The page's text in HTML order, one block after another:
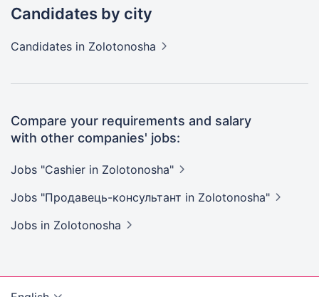
Candidates by city
Candidates in Zolotonosha
Compare your requirements and salary
with other companies' jobs:
Jobs "Cashier in Zolotonosha"
Jobs "Продавець-консультант in Zolotonosha"
Jobs in Zolotonosha